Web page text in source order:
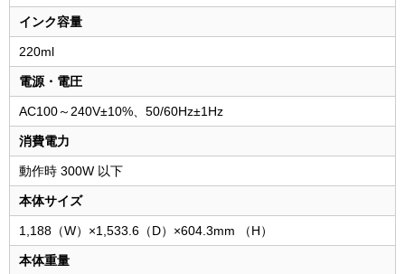
インク容量
220ml
電源・電圧
AC100～240V±10%、50/60Hz±1Hz
消費電力
動作時 300W 以下
本体サイズ
1,188（W）×1,533.6（D）×604.3mm （H）
本体重量